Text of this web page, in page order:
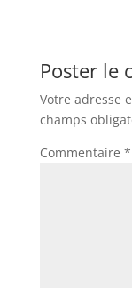
Poster le
Votre adresse
champs
Commentaire *